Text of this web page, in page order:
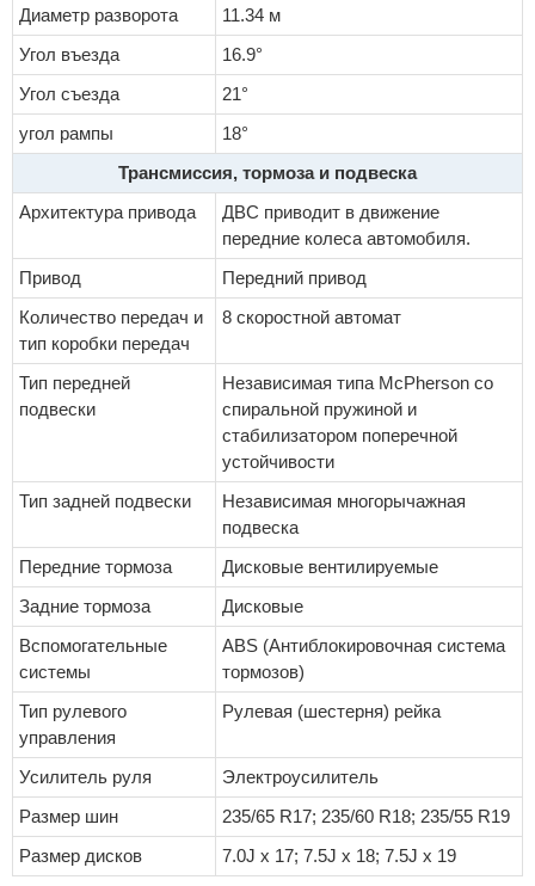
Диаметр разворота
11.34 м
Угол въезда
16.9°
Угол съезда
21°
угол рампы
18°
Трансмиссия, тормоза и подвеска
Архитектура привода
ДВС приводит в движение
передние колеса автомобиля.
Привод
Передний привод
Количество передач и
тип коробки передач
8 скоростной автомат
Тип передней
подвески
Независимая типа McPherson со
спиральной пружиной и
стабилизатором поперечной
устойчивости
Тип задней подвески
Независимая многорычажная
подвеска
Передние тормоза
Дисковые вентилируемые
Задние тормоза
Дисковые
Вспомогательные
системы
ABS (Антиблокировочная система
тормозов)
Тип рулевого
управления
Рулевая (шестерня) рейка
Усилитель руля
Электроусилитель
Размер шин
235/65 R17; 235/60 R18; 235/55 R19
Размер дисков
7.0J x 17; 7.5J x 18; 7.5J x 19